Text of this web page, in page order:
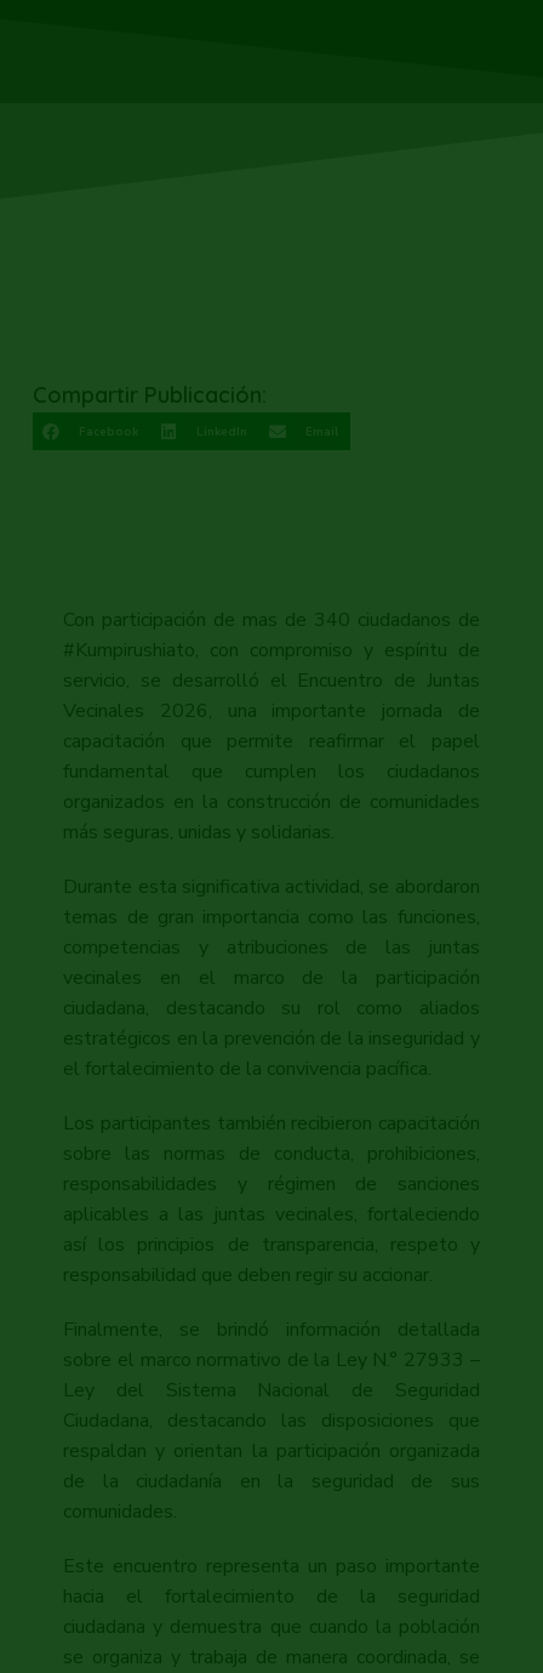
Compartir Publicación:
Facebook LinkedIn Email
Con participación de mas de 340 ciudadanos de
#Kumpirushiato, con compromiso y espíritu de
servicio, se desarrolló el Encuentro de Juntas
Vecinales 2026, una importante jornada de
capacitación que permite reafirmar el papel
fundamental que cumplen los ciudadanos
organizados en la construcción de comunidades
más seguras, unidas y solidarias.
Durante esta significativa actividad, se abordaron
temas de gran importancia como las funciones,
competencias y atribuciones de las juntas
vecinales en el marco de la participación
ciudadana, destacando su rol como aliados
estratégicos en la prevención de la inseguridad y
el fortalecimiento de la convivencia pacífica.
Los participantes también recibieron capacitación
sobre las normas de conducta, prohibiciones,
responsabilidades y régimen de sanciones
aplicables a las juntas vecinales, fortaleciendo
así los principios de transparencia, respeto y
responsabilidad que deben regir su accionar.
Finalmente, se brindó información detallada
sobre el marco normativo de la Ley N.° 27933 –
Ley del Sistema Nacional de Seguridad
Ciudadana, destacando las disposiciones que
respaldan y orientan la participación organizada
de la ciudadanía en la seguridad de sus
comunidades.
Este encuentro representa un paso importante
hacia el fortalecimiento de la seguridad
ciudadana y demuestra que cuando la población
se organiza y trabaja de manera coordinada, se